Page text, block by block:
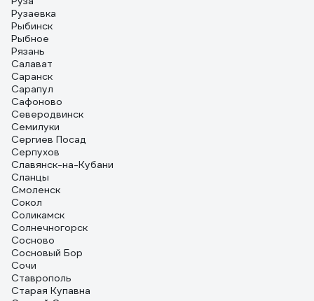
Рузаевка
Рыбинск
Рыбное
Рязань
Салават
Саранск
Сарапул
Сафоново
Северодвинск
Семилуки
Сергиев Посад
Серпухов
Славянск-на-Кубани
Сланцы
Смоленск
Сокол
Соликамск
Солнечногорск
Сосново
Сосновый Бор
Сочи
Ставрополь
Старая Купавна